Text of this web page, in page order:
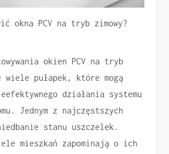
okna PCV na tryb zimowy?
okien PCV na tryb
pułapek, które mogą
działania systemu
Jednym z najczęstszych
stanu uszczelek.
mieszkań zapominają o ich